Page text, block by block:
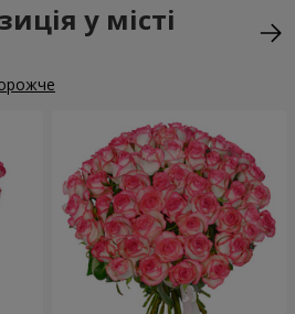
у місті